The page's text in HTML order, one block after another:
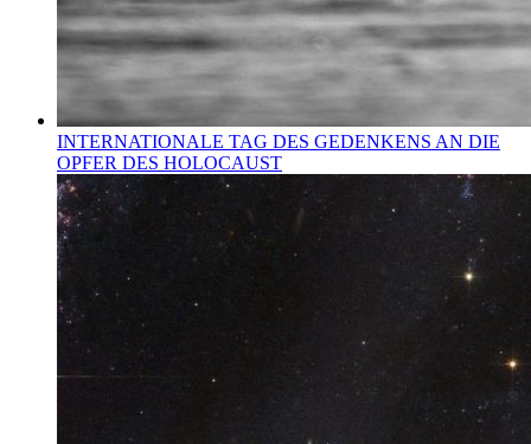
INTERNATIONALE TAG DES GEDENKENS AN DIE
OPFER DES HOLOCAUST